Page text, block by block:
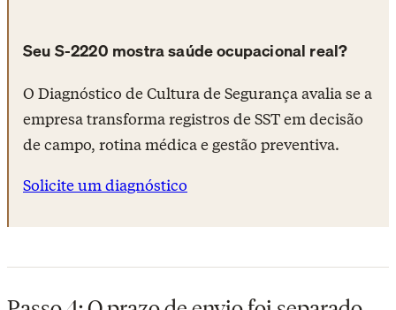
Seu S-2220 mostra saúde ocupacional real?
O Diagnóstico de Cultura de Segurança avalia se a
empresa transforma registros de SST em decisão
de campo, rotina médica e gestão preventiva.
Solicite um diagnóstico